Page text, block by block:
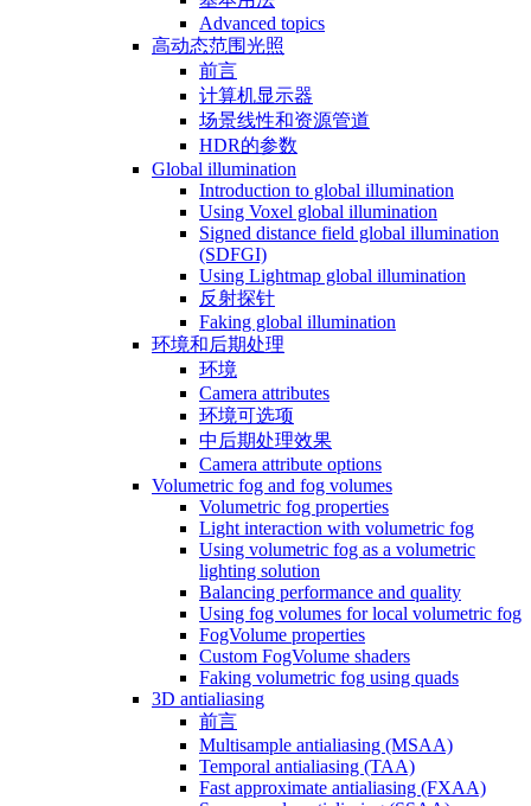
Advanced topics
高动态范围光照
前言
计算机显示器
场景线性和资源管道
HDR的参数
Global illumination
Introduction to global illumination
Using Voxel global illumination
Signed distance field global illumination
(SDFGI)
Using Lightmap global illumination
反射探针
Faking global illumination
环境和后期处理
环境
Camera attributes
环境可选项
中后期处理效果
Camera attribute options
Volumetric fog and fog volumes
Volumetric fog properties
Light interaction with volumetric fog
Using volumetric fog as a volumetric
lighting solution
Balancing performance and quality
Using fog volumes for local volumetric fog
FogVolume properties
Custom FogVolume shaders
Faking volumetric fog using quads
3D antialiasing
前言
Multisample antialiasing (MSAA)
Temporal antialiasing (TAA)
Fast approximate antialiasing (FXAA)